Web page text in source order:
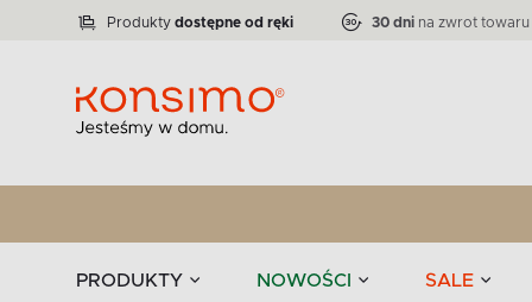
Produkty dostępne od ręki 30 dni na zwrot towaru
PRODUKTY NOWOŚCI SALE
Zastawy
Kolekcja narożników RATLO -39 %
VICTO Liczba produktów:71
ELEGANT Liczba produktów:864
stołowe